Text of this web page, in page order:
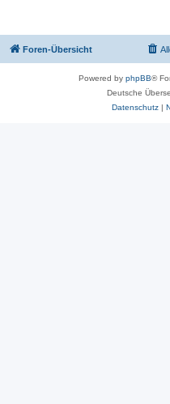
Foren-Übersicht
Powered by phpBB®
Deutsche
Datenschutz|